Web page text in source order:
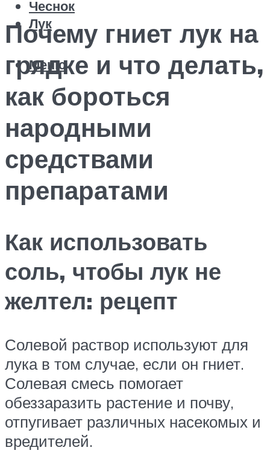
Чеснок
Лук
Меню
Почему гниет лук на
грядке и что делать,
как бороться
народными
средствами
препаратами
Как использовать
соль, чтобы лук не
желтел: рецепт
Солевой раствор используют для
лука в том случае, если он гниет.
Солевая смесь помогает
обеззаразить растение и почву,
отпугивает различных насекомых и
вредителей.